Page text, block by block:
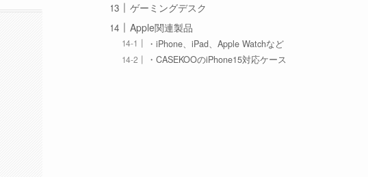
ゲーミングデスク
Apple関連製品
・iPhone、iPad、Apple Watchなど
・CASEKOOのiPhone15対応ケース